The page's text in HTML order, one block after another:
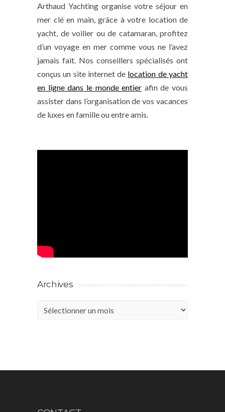
Arthaud Yachting organise votre séjour en
mer clé en main, grâce à votre location de
yacht, de voilier ou de catamaran, profitez
d’un voyage en mer comme vous ne l’avez
jamais fait. Nos conseillers spécialisés ont
conçus un site internet de location de yacht
en ligne dans le monde entier afin de vous
assister dans l’organisation de vos vacances
de luxes en famille ou entre amis.
Archives
Archives